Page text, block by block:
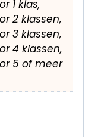
1 klas,
2 klassen,
3 klassen,
4 klassen,
5 of meer